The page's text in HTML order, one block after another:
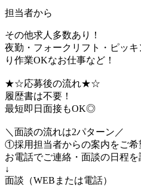
担当者から
その他求人多数あり！
夜勤・フォークリフト・ピッ
り作業OKなお仕事など！
★☆応募後の流れ★☆
履歴書は不要！
最短即日面接もOK◎
＼面談の流れは2パターン／
①採用担当者からの案内をご希
お電話でご連絡・面談の日程を
↓
面談（WEBまたは電話）